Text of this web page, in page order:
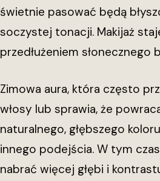
świetnie pasować będą
soczystej tonacji. Makijaż
przedłużeniem słonecznego
Zimowa aura, która często
włosy lub sprawia, że
naturalnego, głębszego
innego podejścia. W tym
nabrać więcej głębi i